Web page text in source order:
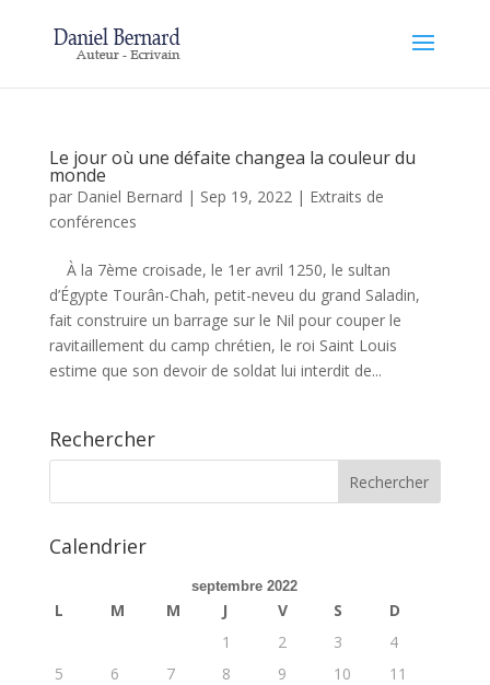
Le jour où une défaite changea la couleur du
monde
par Daniel Bernard | Sep 19, 2022| Extraits de
conférences
À la 7ème croisade, le 1er avril 1250, le sultan
d’Égypte Tourân-Chah, petit-neveu du grand Saladin,
fait construire un barrage sur le Nil pour couper le
ravitaillement du camp chrétien, le roi Saint Louis
estime que son devoir de soldat lui interdit de...
Rechercher
Calendrier
septembre 2022
L M M J V S
D
1
2 3
4
5
6 7 8 9 10
11